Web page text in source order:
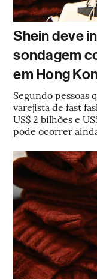
Shein deve
sondagem
em Hong
Segundo pessoas
varejista de fast
US$ 2 bilhões e
pode ocorrer